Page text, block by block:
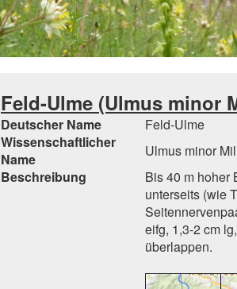
Feld-Ulme (Ulmus minor
Deutscher Name
Feld-Ulme
Wissenschaftlicher
Name
Ulmus minor
Beschreibung
Bis 40 m hoher
unterseits (wie
eifg, 1,3-2 cm
überlappen.